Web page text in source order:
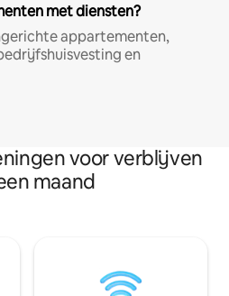
met diensten?
appartementen,
en
voor verblijven
maand